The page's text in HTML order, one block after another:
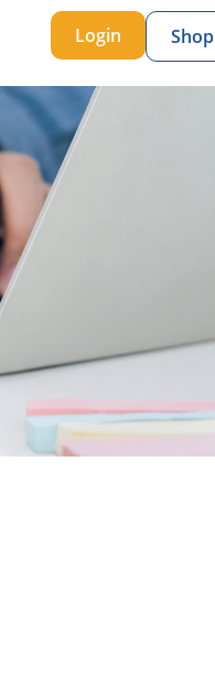
Login Shop